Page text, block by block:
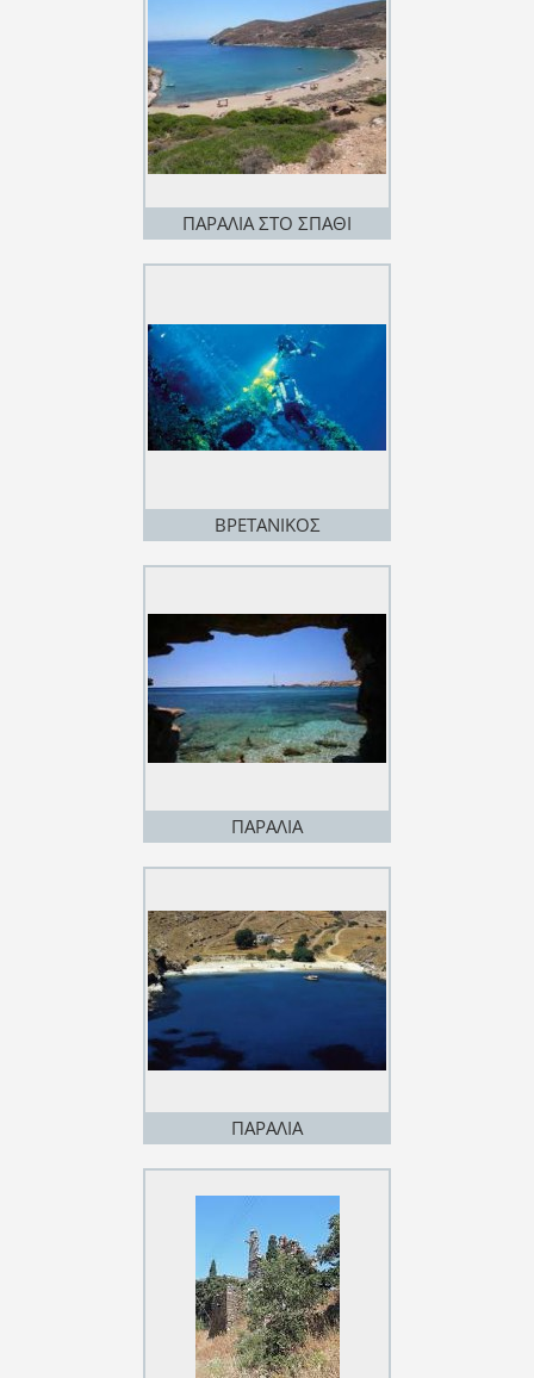
ΠΑΡΑΛΙΑ ΣΤΟ ΣΠΑΘΙ
ΒΡΕΤΑΝΙΚΟΣ
ΠΑΡΑΛΙΑ
ΠΑΡΑΛΙΑ